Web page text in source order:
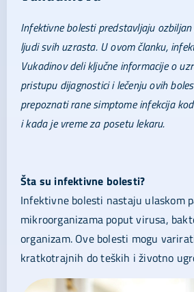
Infektivne bolesti predstavljaju
ljudi svih uzrasta. U ovom članku,
Vukadinov deli ključne informacije o
pristupu dijagnostici i lečenju ovih
prepoznati rane simptome infekcija
i kada je vreme za posetu lekaru.
Šta su infektivne bolesti?
Infektivne bolesti nastaju ulaskom
mikroorganizama poput virusa,
organizam. Ove bolesti mogu
kratkotrajnih do teških i životno